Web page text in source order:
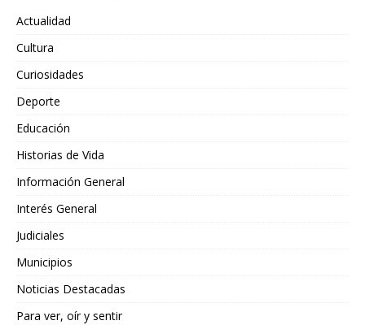
Actualidad
Cultura
Curiosidades
Deporte
Educación
Historias de Vida
Información General
Interés General
Judiciales
Municipios
Noticias Destacadas
Para ver, oír y sentir